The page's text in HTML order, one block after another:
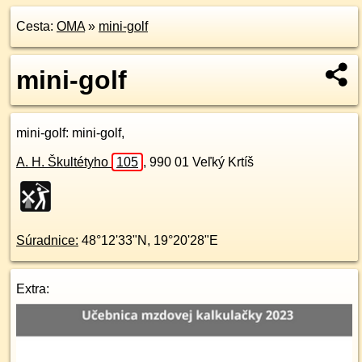
Cesta: OMA» mini-golf
mini-golf
mini-golf: mini-golf,
A. H. Škultétyho 105 , 990 01 Veľký Krtíš
Súradnice: 48°12'33"N , 19°20'28"E
Extra: